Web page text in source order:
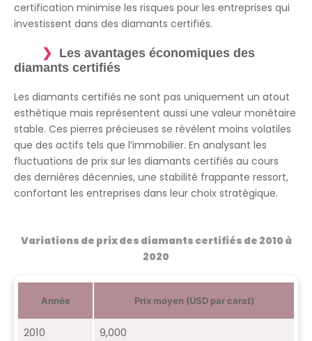
certification minimise les risques pour les entreprises qui
investissent dans des diamants certifiés.
Les avantages économiques des
diamants certifiés
Les diamants certifiés ne sont pas uniquement un atout
esthétique mais représentent aussi une valeur monétaire
stable. Ces pierres précieuses se révèlent moins volatiles
que des actifs tels que l’immobilier. En analysant les
fluctuations de prix sur les diamants certifiés au cours
des dernières décennies, une stabilité frappante ressort,
confortant les entreprises dans leur choix stratégique.
Variations de prix des diamants certifiés de 2010 à
2020
Année Prix moyen (USD par carat)
2010
9,000